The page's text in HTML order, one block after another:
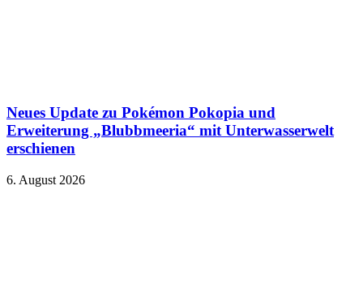
Neues Update zu Pokémon Pokopia und
Erweiterung „Blubbmeeria“ mit Unterwasserwelt
erschienen
6. August 2026